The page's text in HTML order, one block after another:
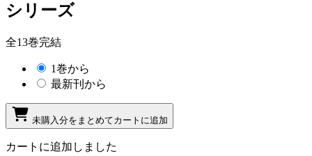
シリーズ
全13巻完結
1巻から
最新刊から
未購入分をまとめてカートに追加
カートに追加しました